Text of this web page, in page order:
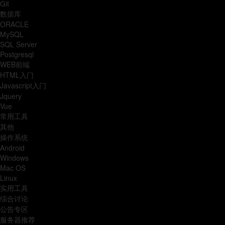
Git
数据库
ORACLE
MySQL
SQL Server
Postgresql
WEB前端
HTML入门
Javascript入门
Jquery
Vue
常用工具
其他
操作系统
Android
Windows
Mac OS
Linux
实用工具
综合讨论
公告专区
服务器推荐